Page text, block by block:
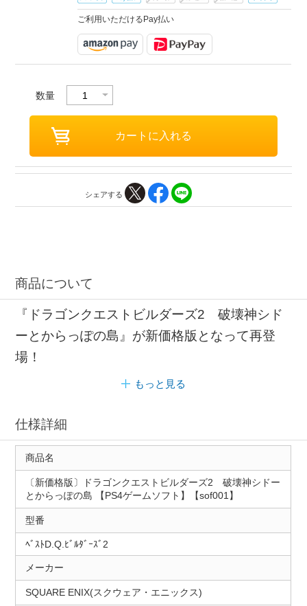
ご利用いただけるPay払い
数量
シェアする
商品について
『ドラゴンクエストビルダーズ2 破壊神シド
ーとからっぽの島』が新価格版となって再登
場！
もっと見る
仕様詳細
商品名
〔新価格版〕ドラゴンクエストビルダーズ2 破壊神シドー
とからっぽの島 【PS4ゲームソフト】【sof001】
型番
ﾍﾞｽﾄD.Q.ﾋﾞﾙﾀﾞｰｽﾞ2
メーカー
SQUARE ENIX(スクウェア・エニックス)